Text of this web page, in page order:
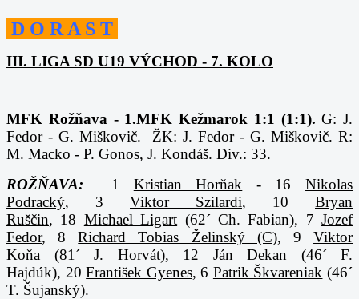
D O R A S T
III. LIGA SD U19 VÝCHOD - 7. KOLO
MFK Rožňava - 1.MFK Kežmarok 1:1 (1:1). G: J.
Fedor - G. Miškovič. ŽK: J. Fedor - G. Miškovič. R:
M. Macko - P. Gonos, J. Kondáš. Div.: 33.
ROŽŇAVA:
1 Kristian Horňak - 16Nikolas
Podracký, 3 Viktor Szilardi, 10 Bryan
Ruščin, 18 Michael Ligart (62´ Ch. Fabian), 7 Jozef
Fedor, 8Richard Tobias Želinský (C), 9Viktor
Koňa (81´ J. Horvát), 12 Ján Dekan (46´ F.
Hajdúk), 20František Gyenes, 6 Patrik Škvareniak (46´
T. Šujanský).